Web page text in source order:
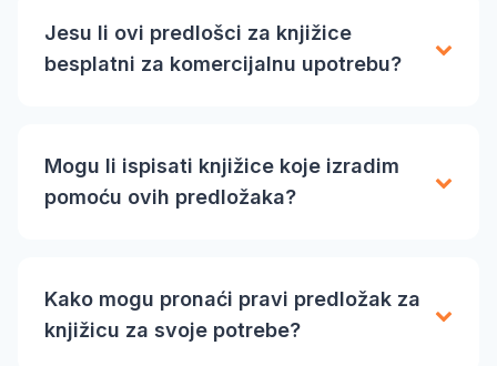
Jesu li ovi predlošci za knjižice
besplatni za komercijalnu upotrebu?
Mogu li ispisati knjižice koje izradim
pomoću ovih predložaka?
Kako mogu pronaći pravi predložak za
knjižicu za svoje potrebe?